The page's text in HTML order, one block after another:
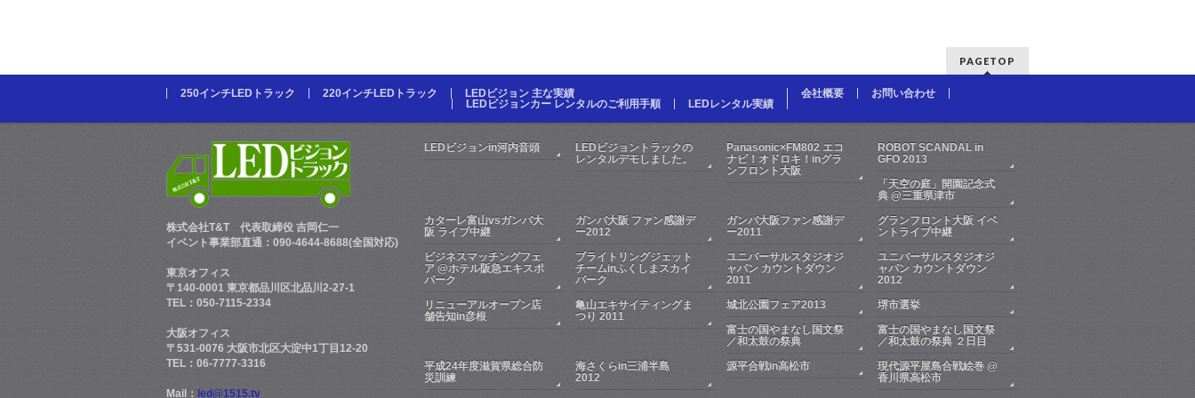
PAGETOP
250インチLEDトラック 220インチLEDトラック
LEDビジョン 主な実績
LEDビジョンカー レンタルのご利用手順
LEDレンタル実績
会社概要 お問い合わせ
株式会社T&T代表取締役 吉岡仁一
イベント事業部直通：090-4644-8688(全国対応)
東京オフィス
〒140-0001 東京都品川区北品川2-27-1
TEL：050-7115-2334
大阪オフィス
〒531-0076 大阪市北区大淀中1丁目12-20
TEL：06-7777-3316
Mail： led@1515.tv
LEDビジョンin河内音頭
LEDビジョントラックの
レンタルデモしました。
Panasonic×FM802 エコ
ナビ！オドロキ！inグラ
ンフロント大阪
ROBOT SCANDAL in
GFO 2013
「天空の庭」開園記念式
典 @三重県津市
カターレ富山vsガンバ大
阪 ライブ中継
ガンバ大阪 ファン感謝デ
ー2012
ガンバ大阪ファン感謝デ
ー2011
グランフロント大阪 イベ
ントライブ中継
ビジネスマッチングフェ
ア @ホテル阪急エキスポ
パーク
ブライトリングジェット
チームinふくしまスカイ
パーク
ユニバーサルスタジオジ
ャパン カウントダウン
2011
ユニバーサルスタジオジ
ャパン カウントダウン
2012
リニューアルオープン店
舗告知in彦根
亀山エキサイティングま
つり 2011
城北公園フェア2013
堺市選挙
富士の国やまなし国文祭
／和太鼓の祭典
富士の国やまなし国文祭
／和太鼓の祭典 ２日目
平成24年度滋賀県総合防
災訓練
海さくらin三浦半島
2012
源平合戦in高松市
現代源平屋島合戦絵巻 @
香川県高松市